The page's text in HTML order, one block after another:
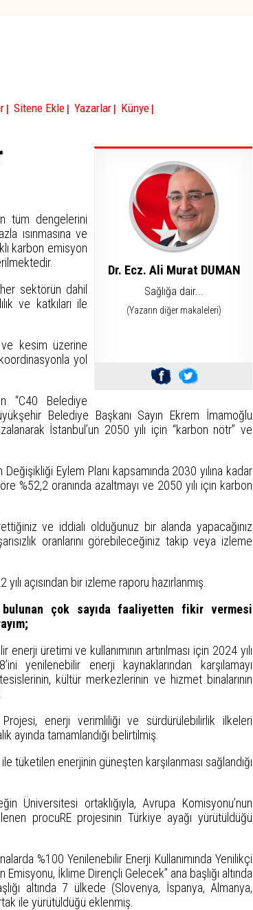
| Sitene Ekle | Yazarlar | Künye |
Dr. Ecz. Ali Murat DUMAN
Sağlığa dair...
(Yazarın diğer makaleleri)
tüm dengelerini
ısınmasına ve
karbon emisyon
sektörün dahil
ve katkıları ile
kesim üzerine
yol
“C40 Belediye
Belediye Başkanı Sayın Ekrem İmamoğlu
İstanbul’un 2050 yılı için “karbon nötr” ve
Eylem Planı kapsamında 2030 yılına kadar
%52,2 oranında azaltmayı ve 2050 yılı için karbon
ve iddialı olduğunuz bir alanda yapacağınız
oranlarını görebileceğiniz takip veya izleme
açısından bir izleme raporu hazırlanmış.
çok sayıda faaliyetten fikir vermesi
üretimi ve kullanımının artırılması için 2024 yılı
yenilenebilir enerji kaynaklarından karşılamayı
kültür merkezlerinin ve hizmet binalarının
enerji verimliliği ve sürdürülebilirlik ilkeleri
ayında tamamlandığı belirtilmiş.
tüketilen enerjinin güneşten karşılanması sağlandığı
Üniversitesi ortaklığıyla, Avrupa Komisyonu’nun
procuRE projesinin Türkiye ayağı yürütüldüğü
%100 Yenilenebilir Enerji Kullanımında Yenilikçi
İklime Dirençli Gelecek” ana başlığı altında
altında 7 ülkede (Slovenya, İspanya, Almanya,
ile yürütüldüğü eklenmiş.